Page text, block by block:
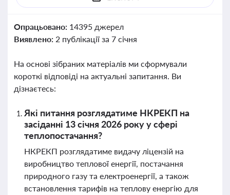
Опрацьовано: 14395 джерел
Виявлено: 2 публікації за 7 січня
На основі зібраних матеріалів ми сформували
короткі відповіді на актуальні запитання. Ви
дізнаєтесь:
Які питання розглядатиме НКРЕКП на
засіданні 13 січня 2026 року у сфері
теплопостачання?
НКРЕКП розглядатиме видачу ліцензій на
виробництво теплової енергії, постачання
природного газу та електроенергії, а також
встановлення тарифів на теплову енергію для